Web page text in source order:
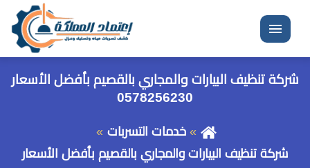
القائمة
شركة تنظيف البيارات والمجاري بالقصيم بأفضل الأسعار
0578256230
خدمات التسربات
شركة تنظيف البيارات والمجاري بالقصيم بأفضل الأسعار